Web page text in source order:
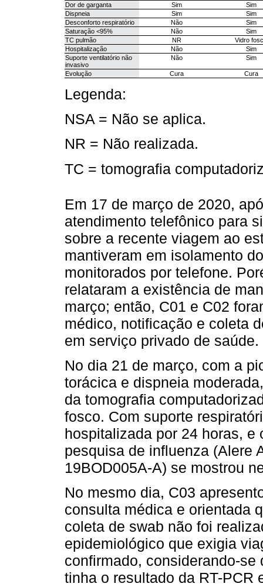
Dor de garganta
Sim
Sim
Dispneia
Sim
Sim
Desconforto respiratório
Não
Sim
Saturação <95%
Não
Sim
TC pulmão
NR
Vidro
Hospitalização
Não
Sim
Suporte ventilatório não
invasivo
Não Sim
Evolução Cura Cura
Legenda:
NSA = Não se aplica.
NR = Não realizada.
TC = tomografia
Em 17 de março de 2020,
atendimento telefônico para
sobre a recente viagem ao
mantiveram em isolamento
monitorados por telefone.
relataram a existência de
março; então, C01 e C02
médico, notificação e coleta
em serviço privado de saúde.
No dia 21 de março, com a
torácica e dispneia
da tomografia
fosco. Com suporte
hospitalizada por 24 horas, e
pesquisa de influenza (Alere
19BOD005A-A) se mostrou
No mesmo dia, C03
consulta médica e orientada
coleta de swab não foi
epidemiológico que exigia
confirmado, considerando-
tinha o resultado da RT-PCR